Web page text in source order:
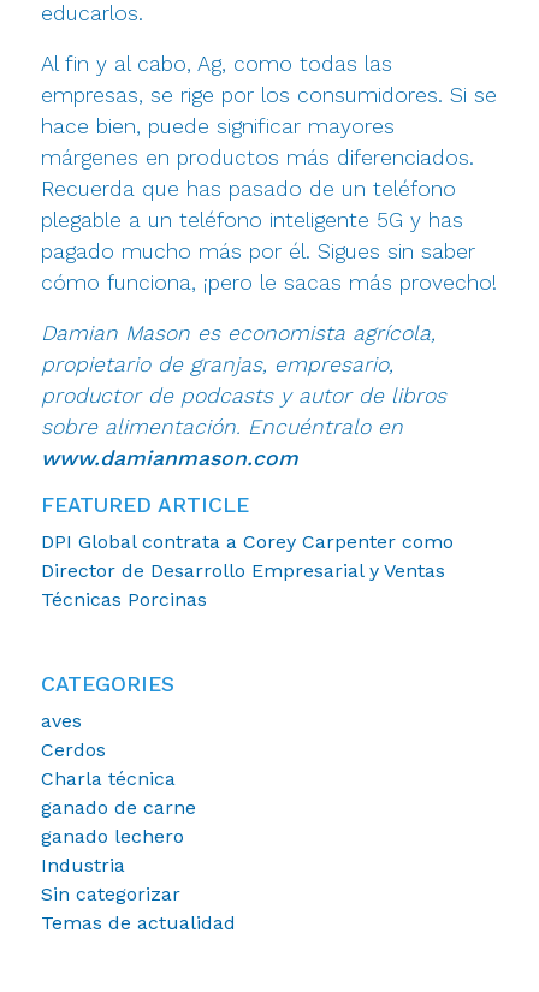
educarlos.
Al fin y al cabo, Ag, como todas las
empresas, se rige por los consumidores. Si se
hace bien, puede significar mayores
márgenes en productos más diferenciados.
Recuerda que has pasado de un teléfono
plegable a un teléfono inteligente 5G y has
pagado mucho más por él. Sigues sin saber
cómo funciona, ¡pero le sacas más provecho!
Damian Mason es economista agrícola,
propietario de granjas, empresario,
productor de podcasts y autor de libros
sobre alimentación. Encuéntralo en
www.damianmason.com
FEATURED ARTICLE
DPI Global contrata a Corey Carpenter como
Director de Desarrollo Empresarial y Ventas
Técnicas Porcinas
CATEGORIES
aves
Cerdos
Charla técnica
ganado de carne
ganado lechero
Industria
Sin categorizar
Temas de actualidad